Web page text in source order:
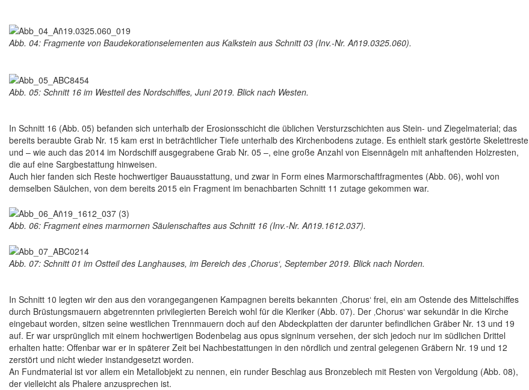
Abb. 04: Fragmente von Baudekorationselementen aus Kalkstein aus Schnitt 03 (Inv.-Nr. Añ19.0325.060).
Abb. 05: Schnitt 16 im Westteil des Nordschiffes, Juni 2019. Blick nach Westen.
In Schnitt 16 (Abb. 05) befanden sich unterhalb der Erosionsschicht die üblichen Versturzschichten aus Stein- und Ziegelmaterial; das
bereits beraubte Grab Nr. 15 kam erst in beträchtlicher Tiefe unterhalb des Kirchenbodens zutage. Es enthielt stark gestörte Skelettreste
und – wie auch das 2014 im Nordschiff ausgegrabene Grab Nr. 05 –, eine große Anzahl von Eisennägeln mit anhaftenden Holzresten,
die auf eine Sargbestattung hinweisen.
Auch hier fanden sich Reste hochwertiger Bauausstattung, und zwar in Form eines Marmorschaftfragmentes (Abb. 06), wohl von
demselben Säulchen, von dem bereits 2015 ein Fragment im benachbarten Schnitt 11 zutage gekommen war.
Abb. 06: Fragment eines marmornen Säulenschaftes aus Schnitt 16 (Inv.-Nr. Añ19.1612.037).
Abb. 07: Schnitt 01 im Ostteil des Langhauses, im Bereich des ‚Chorus‘, September 2019. Blick nach Norden.
In Schnitt 10 legten wir den aus den vorangegangenen Kampagnen bereits bekannten ‚Chorus‘ frei, ein am Ostende des Mittelschiffes
durch Brüstungsmauern abgetrennten privilegierten Bereich wohl für die Kleriker (Abb. 07). Der ‚Chorus‘ war sekundär in die Kirche
eingebaut worden, sitzen seine westlichen Trennmauern doch auf den Abdeckplatten der darunter befindlichen Gräber Nr. 13 und 19
auf. Er war ursprünglich mit einem hochwertigen Bodenbelag aus opus signinum versehen, der sich jedoch nur im südlichen Drittel
erhalten hatte: Offenbar war er in späterer Zeit bei Nachbestattungen in den nördlich und zentral gelegenen Gräbern Nr. 19 und 12
zerstört und nicht wieder instandgesetzt worden.
An Fundmaterial ist vor allem ein Metallobjekt zu nennen, ein runder Beschlag aus Bronzeblech mit Resten von Vergoldung (Abb. 08),
der vielleicht als Phalere anzusprechen ist.